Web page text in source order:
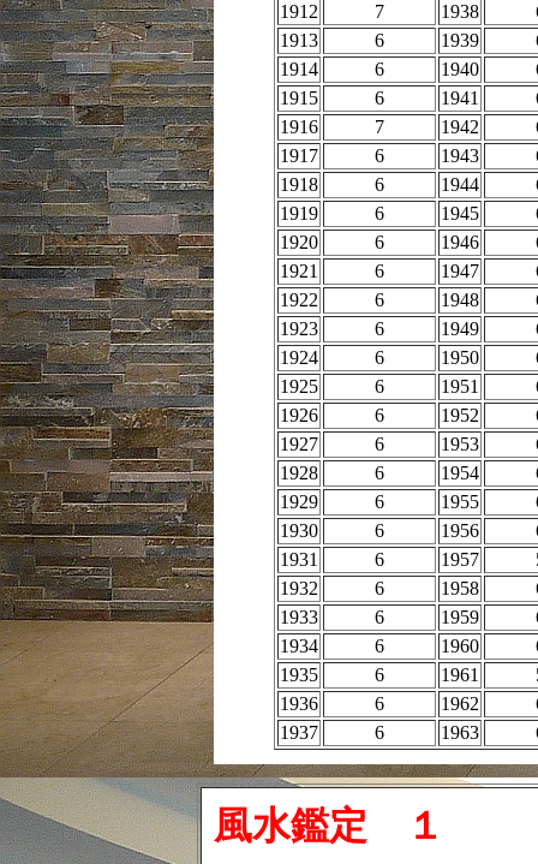
1912
7 1938
1913
6 1939
1914
6 1940
1915
6 1941
1916
7 1942
1917
6 1943
1918
6 1944
1919
6 1945
1920
6 1946
1921
6 1947
1922
6 1948
1923
6 1949
1924
6 1950
1925
6 1951
1926
6 1952
1927
6 1953
1928
6 1954
1929
6 1955
1930
6 1956
1931
6 1957
1932
6 1958
1933
6 1959
1934
6 1960
1935
6 1961
1936
6 1962
1937
6 1963
風水鑑定 １